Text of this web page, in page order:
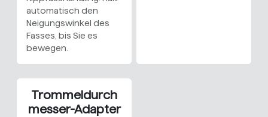
automatisch den
Neigungswinkel des
Fasses, bis Sie es
bewegen.
Trommeldurch
messer-Adapter